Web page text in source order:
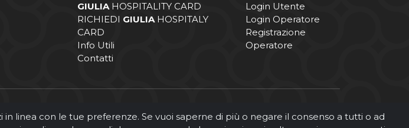
GIULIA HOSPITALITY CARD
RICHIEDI GIULIA HOSPITALY
CARD
Info Utili
Contatti
Login Utente
Login Operatore
Registrazione
Operatore
linea con le tue preferenze. Se vuoi saperne di più o negare il consenso a tutti o ad